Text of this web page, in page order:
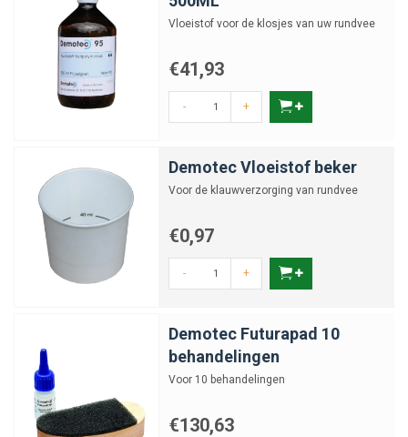
Vloeistof voor de klosjes van uw rundvee
€41,93
- +
Demotec Vloeistof beker
Voor de klauwverzorging van rundvee
€0,97
- +
Demotec Futurapad 10
behandelingen
Voor 10 behandelingen
€130,63